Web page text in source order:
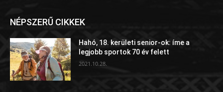
NÉPSZERŰ CIKKEK
Hahó, 18. kerületi senior-ok: íme a
legjobb sportok 70 év felett
2021.10.28.